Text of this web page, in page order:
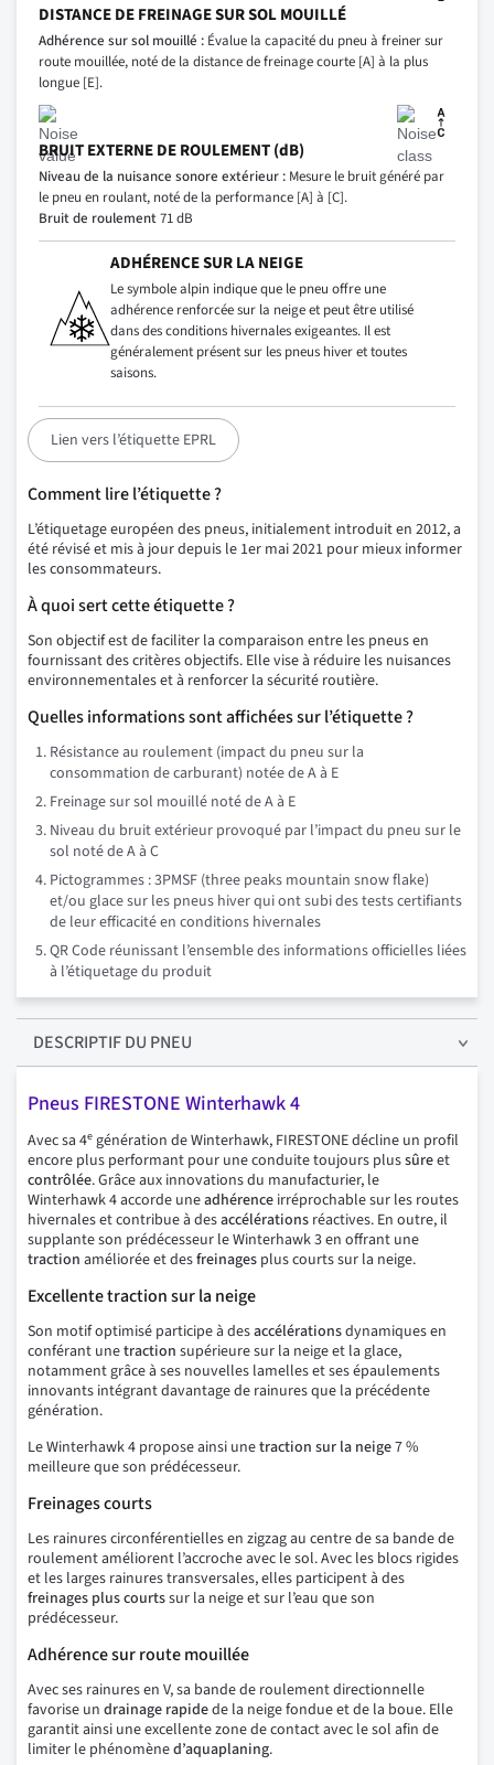
DISTANCE DE FREINAGE SUR SOL MOUILLÉ
Adhérence sur sol mouillé : Évalue la capacité du pneu à freiner sur
route mouillée, noté de la distance de freinage courte [A] à la plus
longue [E].
BRUIT EXTERNE DE ROULEMENT (dB)
Niveau de la nuisance sonore extérieur : Mesure le bruit généré par
le pneu en roulant, noté de la performance [A] à [C].
Bruit de roulement71 dB
ADHÉRENCE SUR LA NEIGE
Le symbole alpin indique que le pneu offre une
adhérence renforcée sur la neige et peut être utilisé
dans des conditions hivernales exigeantes. Il est
généralement présent sur les pneus hiver et toutes
saisons.
Lien vers l’étiquette EPRL
Comment lire l’étiquette ?
L’étiquetage européen des pneus, initialement introduit en 2012, a
été révisé et mis à jour depuis le 1er mai 2021 pour mieux informer
les consommateurs.
À quoi sert cette étiquette ?
Son objectif est de faciliter la comparaison entre les pneus en
fournissant des critères objectifs. Elle vise à réduire les nuisances
environnementales et à renforcer la sécurité routière.
Quelles informations sont affichées sur l’étiquette ?
Résistance au roulement (impact du pneu sur la
consommation de carburant) notée de A à E
Freinage sur sol mouillé noté de A à E
Niveau du bruit extérieur provoqué par l’impact du pneu sur le
sol noté de A à C
Pictogrammes : 3PMSF (three peaks mountain snow flake)
et/ou glace sur les pneus hiver qui ont subi des tests certifiants
de leur efficacité en conditions hivernales
QR Code réunissant l’ensemble des informations officielles liées
à l’étiquetage du produit
DESCRIPTIFDU PNEU
Pneus FIRESTONE Winterhawk 4
Avec sa 4e génération de Winterhawk, FIRESTONE décline un profil
encore plus performant pour une conduite toujours plussûreet
contrôlée. Grâce aux innovations du manufacturier, le
Winterhawk 4 accorde uneadhérence irréprochable sur les routes
hivernales et contribue à desaccélérations réactives. En outre, il
supplante son prédécesseur le Winterhawk 3 en offrant une
traction améliorée et desfreinages plus courts sur la neige.
Excellente traction sur la neige
Son motif optimisé participe à desaccélérationsdynamiques en
conférant unetraction supérieure sur la neige et la glace,
notamment grâce à ses nouvelles lamelles et ses épaulements
innovants intégrant davantage de rainures que la précédente
génération.
Le Winterhawk 4 propose ainsi unetraction sur la neige7 %
meilleure que son prédécesseur.
Freinages courts
Les rainures circonférentielles en zigzag au centre de sa bande de
roulement améliorent l’accroche avec le sol. Avec les blocs rigides
et les larges rainures transversales, elles participent à des
freinages plus courtssur la neige et sur l’eau que son
prédécesseur.
Adhérence sur route mouillée
Avec ses rainures en V, sa bande de roulement directionnelle
favorise un drainage rapidede la neige fondue et de la boue. Elle
garantit ainsi une excellente zone de contact avec le sol afin de
limiter le phénomèned’aquaplaning.